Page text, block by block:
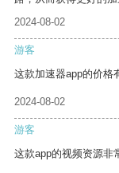
2024-08-02
游客
这款加速器app的价格
2024-08-02
游客
这款app的视频资源非